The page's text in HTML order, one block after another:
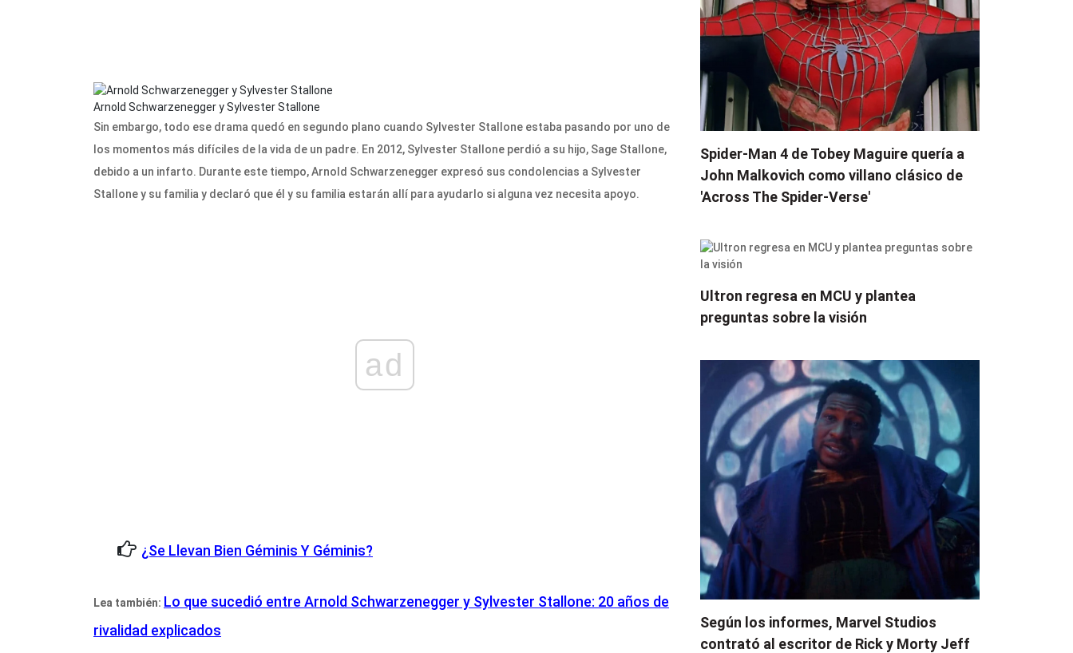
Arnold Schwarzenegger y Sylvester Stallone
Sin embargo, todo ese drama quedó en segundo plano cuando Sylvester Stallone estaba pasando por uno de
los momentos más difíciles de la vida de un padre. En 2012, Sylvester Stallone perdió a su hijo, Sage Stallone,
debido a un infarto. Durante este tiempo, Arnold Schwarzenegger expresó sus condolencias a Sylvester
Stallone y su familia y declaró que él y su familia estarán allí para ayudarlo si alguna vez necesita apoyo.
ad
¿Se Llevan Bien Géminis Y Géminis?
Lea también: Lo que sucedió entre Arnold Schwarzenegger y Sylvester Stallone: ​​20 años de
rivalidad explicados
Spider-Man 4 de Tobey Maguire quería a
John Malkovich como villano clásico de
'Across The Spider-Verse'
Ultron regresa en MCU y plantea
preguntas sobre la visión
Según los informes, Marvel Studios
contrató al escritor de Rick y Morty Jeff